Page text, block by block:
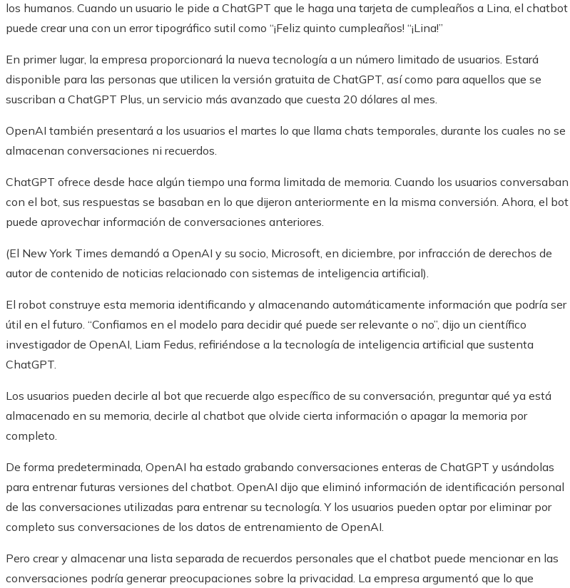
los humanos. Cuando un usuario le pide a ChatGPT que le haga una tarjeta de cumpleaños a Lina, el chatbot
puede crear una con un error tipográfico sutil como “¡Feliz quinto cumpleaños! “¡Lina!”
En primer lugar, la empresa proporcionará la nueva tecnología a un número limitado de usuarios. Estará
disponible para las personas que utilicen la versión gratuita de ChatGPT, así como para aquellos que se
suscriban a ChatGPT Plus, un servicio más avanzado que cuesta 20 dólares al mes.
OpenAI también presentará a los usuarios el martes lo que llama chats temporales, durante los cuales no se
almacenan conversaciones ni recuerdos.
ChatGPT ofrece desde hace algún tiempo una forma limitada de memoria. Cuando los usuarios conversaban
con el bot, sus respuestas se basaban en lo que dijeron anteriormente en la misma conversión. Ahora, el bot
puede aprovechar información de conversaciones anteriores.
(El New York Times demandó a OpenAI y su socio, Microsoft, en diciembre, por infracción de derechos de
autor de contenido de noticias relacionado con sistemas de inteligencia artificial).
El robot construye esta memoria identificando y almacenando automáticamente información que podría ser
útil en el futuro. “Confiamos en el modelo para decidir qué puede ser relevante o no”, dijo un científico
investigador de OpenAI, Liam Fedus, refiriéndose a la tecnología de inteligencia artificial que sustenta
ChatGPT.
Los usuarios pueden decirle al bot que recuerde algo específico de su conversación, preguntar qué ya está
almacenado en su memoria, decirle al chatbot que olvide cierta información o apagar la memoria por
completo.
De forma predeterminada, OpenAI ha estado grabando conversaciones enteras de ChatGPT y usándolas
para entrenar futuras versiones del chatbot. OpenAI dijo que eliminó información de identificación personal
de las conversaciones utilizadas para entrenar su tecnología. Y los usuarios pueden optar por eliminar por
completo sus conversaciones de los datos de entrenamiento de OpenAI.
Pero crear y almacenar una lista separada de recuerdos personales que el chatbot puede mencionar en las
conversaciones podría generar preocupaciones sobre la privacidad. La empresa argumentó que lo que